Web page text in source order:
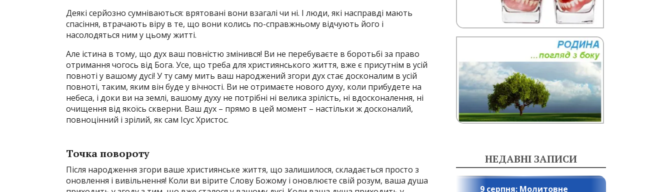
Деякі серйозно сумніваються: врятовані вони взагалі чи ні. І люди, які насправді мають
спасіння, втрачають віру в те, що вони колись по-справжньому відчують його і
насолодяться ним у цьому житті.
Але істина в тому, що дух ваш повністю змінився! Ви не перебуваєте в боротьбі за право
отримання чогось від Бога. Усе, що треба для християнського життя, вже є присутнім в усій
повноті у вашому дусі! У ту саму мить ваш народжений згори дух стає досконалим в усій
повноті, таким, яким він буде у вічності. Ви не отримаєте нового духу, коли прибудете на
небеса, і доки ви на землі, вашому духу не потрібні ні велика зрілість, ні вдосконалення, ні
очищення від якоїсь скверни. Ваш дух – прямо в цей момент – настільки ж досконалий,
повноцінний і зрілий, як сам Ісус Христос.
Точка повороту
Після народження згори ваше християнське життя, що залишилося, складається просто з
оновлення і вивільнення! Коли ви вірите Слову Божому і оновлюєте свій розум, ваша душа
НЕДАВНІ ЗАПИСИ
9 серпня: Молитовне